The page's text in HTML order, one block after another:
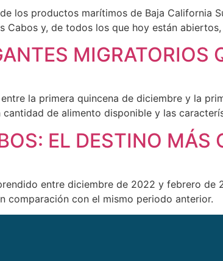
los productos marítimos de Baja California
Cabos y, de todos los que hoy están
MIGRATORIOS
la primera quincena de diciembre y la
cantidad de alimento disponible y las
EL DESTINO MÁS
entre diciembre de 2022 y febrero de
comparación con el mismo periodo anterior.